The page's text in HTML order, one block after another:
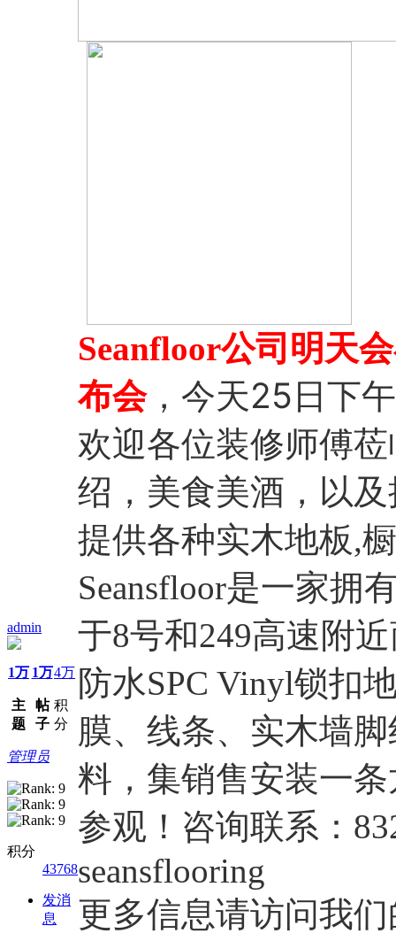
admin
1万
主
题
1万
帖
子
4万
积
分
管理员
积分
43768
发消
息
Seanfloor公司明天
布会， 今天25日下
欢迎各位装修师傅
绍，美食美酒，以及
提供各种实木地板,
Seansfloor是一家拥
于8号和249高速附
防水SPC Vinyl锁扣
膜、线条、实木墙
料，集销售安装一
参观！咨询联系：
seansflooring
更多信息请访问我